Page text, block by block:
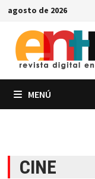
Saltar
contenido
agosto de 2026
MENÚ
CINE